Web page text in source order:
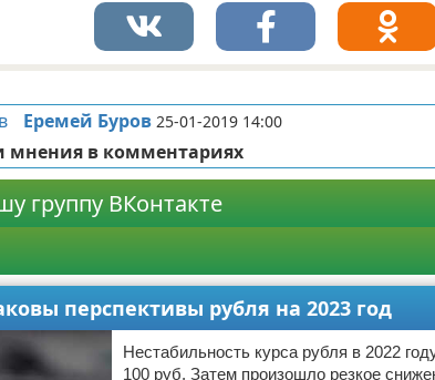
Еремей Буров 25-01-2019 14:00
в комментариях
группу ВКонтакте
перспективы рубля на 2023 год
Нестабильность курса рубля в 2022
100 руб. Затем произошло резкое